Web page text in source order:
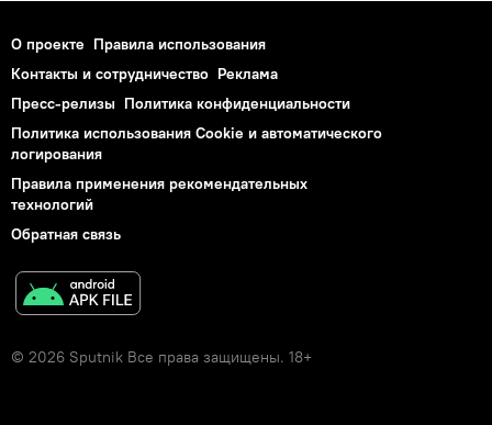
О проекте Правила использования
Контакты и сотрудничество Реклама
Пресс-релизы Политика конфиденциальности
Политика использования Cookie и автоматического
логирования
Правила применения рекомендательных
технологий
Обратная связь
© 2026 Sputnik Все права защищены. 18+